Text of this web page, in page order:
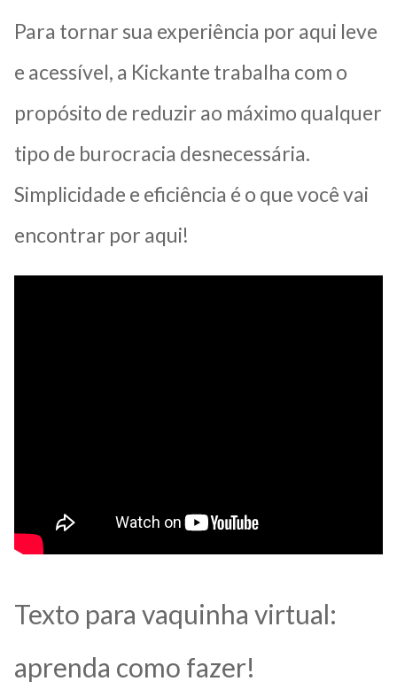
Para tornar sua experiência por aqui leve
e acessível, a Kickante trabalha com o
propósito de reduzir ao máximo qualquer
tipo de burocracia desnecessária.
Simplicidade e eficiência é o que você vai
encontrar por aqui!
Texto para vaquinha virtual:
aprenda como fazer!